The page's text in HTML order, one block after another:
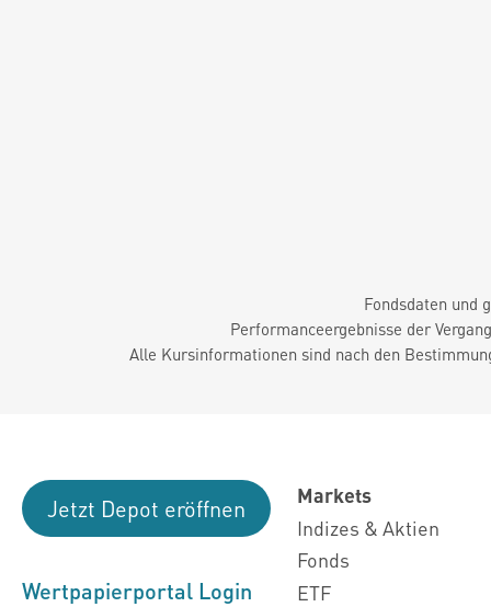
Fondsdaten und
Performanceergebnisse der
Alle Kursinformationen sind nach den
Jetzt Depot eröffnen
Wertpapierportal Login
Markets
Indizes & Aktien
Fonds
ETF